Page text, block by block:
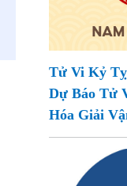
Tử Vi Kỷ Tỵ
Dự Báo Tử
Hóa Giải